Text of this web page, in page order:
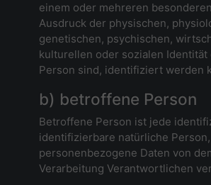
einem oder mehreren
Ausdruck der physischen,
genetischen, psychischen,
kulturellen oder sozialen
Person sind, identifiziert werden
b) betroffene Person
Betroffene Person ist jede
identifizierbare natürliche
personenbezogene Daten von
Verarbeitung Verantwortlichen